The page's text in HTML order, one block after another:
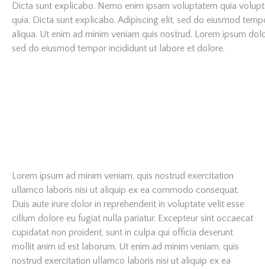
Dicta sunt explicabo. Nemo enim ipsam voluptatem quia
quia. Dicta sunt explicabo. Adipiscing elit, sed do eiusmod
aliqua. Ut enim ad minim veniam quis nostrud. Lorem ipsum
sed do eiusmod tempor incididunt ut labore et dolore.
Lorem ipsum ad minim veniam, quis nostrud exercitation
ullamco laboris nisi ut aliquip ex ea commodo consequat.
Duis aute irure dolor in reprehenderit in voluptate velit esse
cillum dolore eu fugiat nulla pariatur. Excepteur sint occaecat
cupidatat non proident, sunt in culpa qui officia deserunt
mollit anim id est laborum. Ut enim ad minim veniam, quis
nostrud exercitation ullamco laboris nisi ut aliquip ex ea